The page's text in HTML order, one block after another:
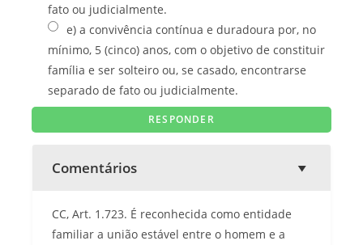
fato ou judicialmente.
e) a convivência contínua e duradoura por, no
mínimo, 5 (cinco) anos, com o objetivo de constituir
família e ser solteiro ou, se casado, encontrarse
separado de fato ou judicialmente.
Comentários
CC, Art. 1.723. É reconhecida como entidade
familiar a união estável entre o homem e a